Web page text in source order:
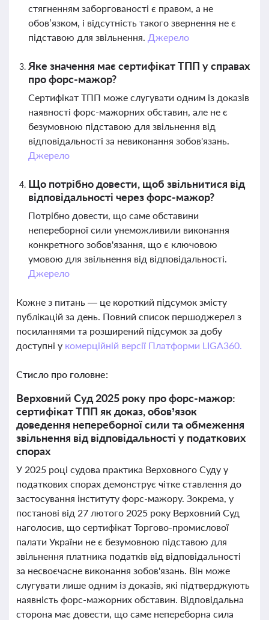
стягненням заборгованості є правом, а не
обов’язком, і відсутність такого звернення не є
підставою для звільнення. Джерело
Яке значення має сертифікат ТПП у справах
про форс-мажор?
Сертифікат ТПП може слугувати одним із доказів
наявності форс-мажорних обставин, але не є
безумовною підставою для звільнення від
відповідальності за невиконання зобов'язань.
Джерело
Що потрібно довести, щоб звільнитися від
відповідальності через форс-мажор?
Потрібно довести, що саме обставини
непереборної сили унеможливили виконання
конкретного зобов'язання, що є ключовою
умовою для звільнення від відповідальності.
Джерело
Кожне з питань — це короткий підсумок змісту
публікацій за день. Повний список першоджерел з
посиланнями та розширений підсумок за добу
доступні у комерційній версії Платформи LIGA360.
Стисло про головне:
Верховний Суд 2025 року про форс-мажор:
сертифікат ТПП як доказ, обов’язок
доведення непереборної сили та обмеження
звільнення від відповідальності у податкових
спорах
У 2025 році судова практика Верховного Суду у
податкових спорах демонструє чітке ставлення до
застосування інституту форс-мажору. Зокрема, у
постанові від 27 лютого 2025 року Верховний Суд
наголосив, що сертифікат Торгово-промислової
палати України не є безумовною підставою для
звільнення платника податків від відповідальності
за несвоєчасне виконання зобов'язань. Він може
слугувати лише одним із доказів, які підтверджують
наявність форс-мажорних обставин. Відповідальна
сторона має довести, що саме непереборна сила